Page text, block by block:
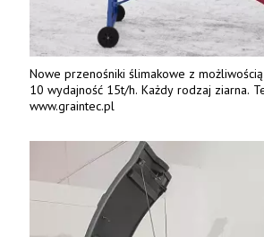
Nowe przenośniki ślimakowe z
10 wydajność 15t/h. Każdy rodzaj ziarna.
www.graintec.pl